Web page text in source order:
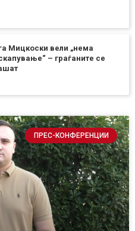
Мицкоски вели „нема
– граѓаните се
ПРЕС-КОНФЕРЕНЦИИ